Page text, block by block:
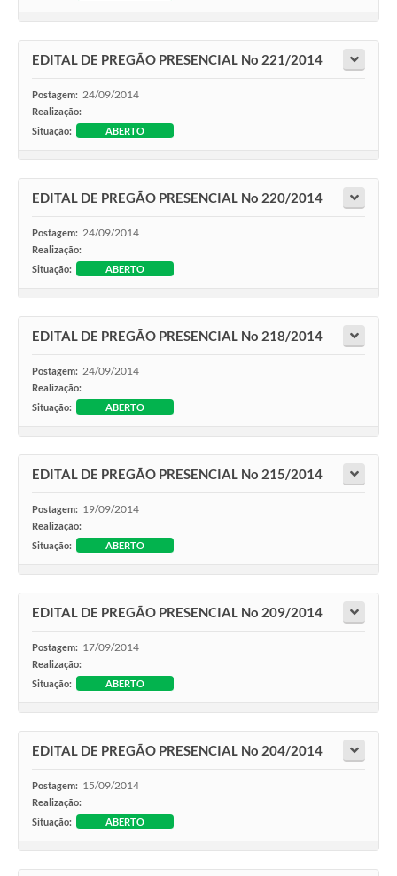
EDITAL DE PREGÃO PRESENCIAL No 221/2014
Postagem: 24/09/2014
Realização:
Situação:
ABERTO
EDITAL DE PREGÃO PRESENCIAL No 220/2014
Postagem: 24/09/2014
Realização:
Situação:
ABERTO
EDITAL DE PREGÃO PRESENCIAL No 218/2014
Postagem: 24/09/2014
Realização:
Situação:
ABERTO
EDITAL DE PREGÃO PRESENCIAL No 215/2014
Postagem: 19/09/2014
Realização:
Situação:
ABERTO
EDITAL DE PREGÃO PRESENCIAL No 209/2014
Postagem: 17/09/2014
Realização:
Situação:
ABERTO
EDITAL DE PREGÃO PRESENCIAL No 204/2014
Postagem: 15/09/2014
Realização:
Situação:
ABERTO